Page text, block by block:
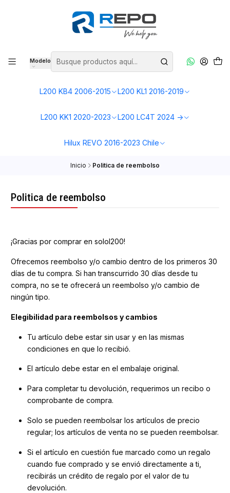
Modelo
L200 KB4 2006-2015 L200 KL1 2016-2019
L200 KK1 2020-2023 L200 LC4T 2024 ->
Hilux REVO 2016-2023 Chile
Inicio Politica de reembolso
Politica de reembolso
¡Gracias por comprar en solol200!
Ofrecemos reembolso y/o cambio dentro de los primeros 30
días de tu compra. Si han transcurrido 30 días desde tu
compra, no se te ofrecerá un reembolso y/o cambio de
ningún tipo.
Elegibilidad para reembolsos y cambios
Tu artículo debe estar sin usar y en las mismas
condiciones en que lo recibió.
El artículo debe estar en el embalaje original.
Para completar tu devolución, requerimos un recibo o
comprobante de compra.
Solo se pueden reembolsar los artículos de precio
regular; los artículos de venta no se pueden reembolsar.
Si el artículo en cuestión fue marcado como un regalo
cuando fue comprado y se envió directamente a ti,
recibirás un crédito de regalo por el valor de tu
devolución.